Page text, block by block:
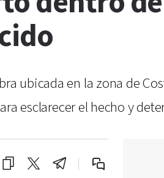
ubicada en la zona de
esclarecer el hecho y